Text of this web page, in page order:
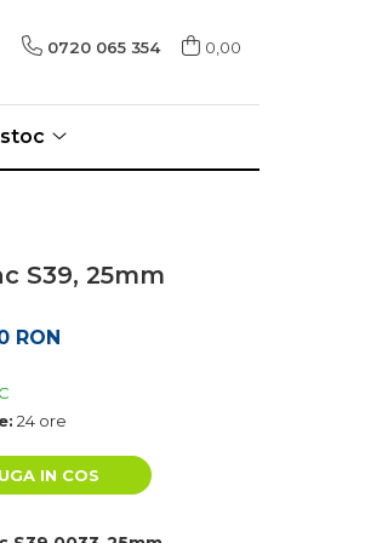
0720 065 354 0,00
S39, 25mm
RON
24 ore
IN COS